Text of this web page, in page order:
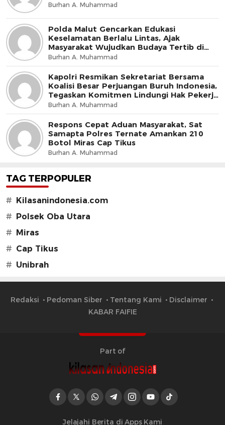
Burhan A. Muhammad
Polda Malut Gencarkan Edukasi
Keselamatan Berlalu Lintas, Ajak
Masyarakat Wujudkan Budaya Tertib di
Jalan
Burhan A. Muhammad
Kapolri Resmikan Sekretariat Bersama
Koalisi Besar Perjuangan Buruh Indonesia,
Tegaskan Komitmen Lindungi Hak Pekerja
dan Jaga Iklim Investasi
Burhan A. Muhammad
Respons Cepat Aduan Masyarakat, Sat
Samapta Polres Ternate Amankan 210
Botol Miras Cap Tikus
Burhan A. Muhammad
TAG TERPOPULER
# Kilasanindonesia.com
# Polsek Oba Utara
# Miras
# Cap Tikus
# Unibrah
Redaksi Pedoman Siber Tentang Kami
Disclaimer
KABAR FAIFIE
Part of
Jelajahi Berita di Apps Kami